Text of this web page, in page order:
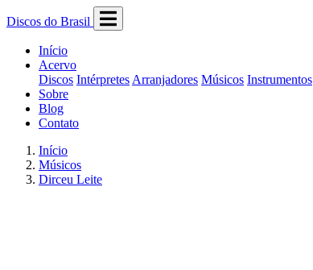
Discos do Brasil
Início
Acervo
Discos Intérpretes Arranjadores Músicos Instrumentos
Sobre
Blog
Contato
Início
Músicos
Dirceu Leite